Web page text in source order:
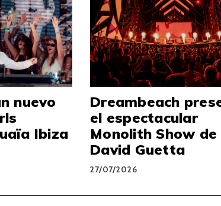
nuevo
Ibiza
Dreambeach
el espectacular
Monolith Show de
David Guetta
27/07/2026